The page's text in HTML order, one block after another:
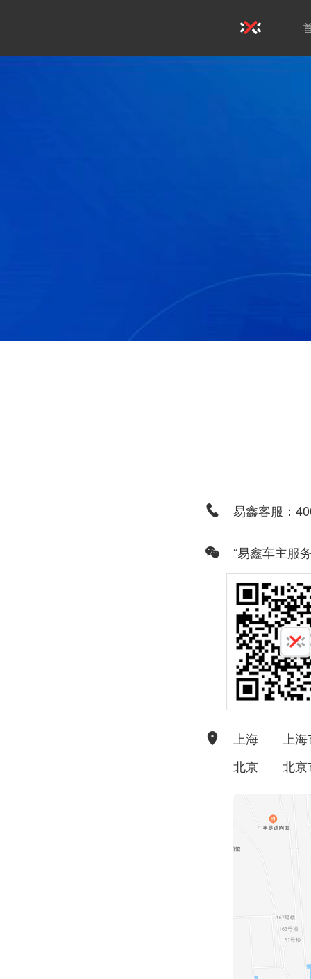
易鑫客服：
“易鑫车主服
上海
上
北京
北